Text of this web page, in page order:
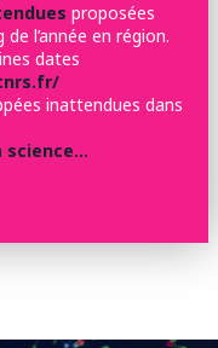
proposées
l’année en région.
dates
inattendues dans
science…